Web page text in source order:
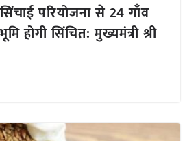
परियोजना से 24 गाँव
होगी सिंचित: मुख्यमंत्री श्री